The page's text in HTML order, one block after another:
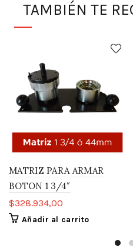
TAMBIÉN TE
MATRIZ PARA ARMAR
BOTON 1 3/4″
$328.934,00
Añadir al carrito